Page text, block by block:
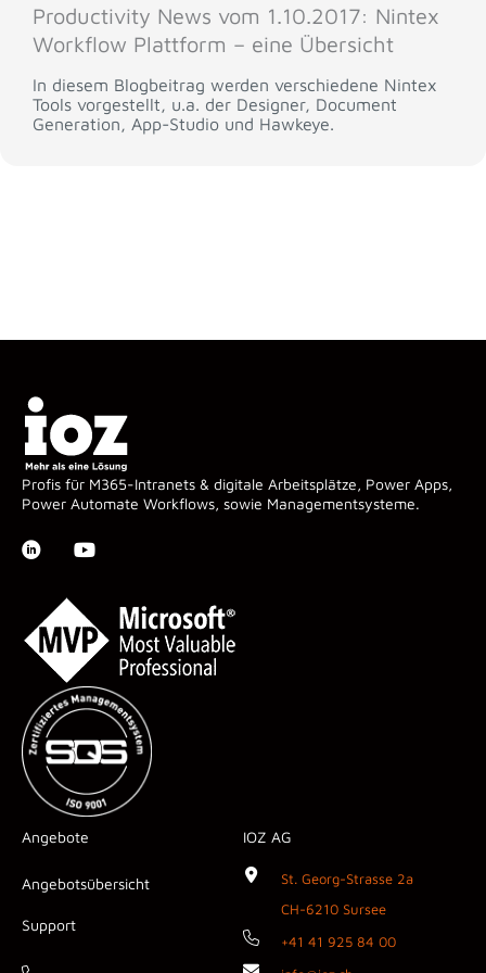
Productivity News vom 1.10.2017: Nintex
Workflow Plattform – eine Übersicht
In diesem Blogbeitrag werden verschiedene Nintex
Tools vorgestellt, u.a. der Designer, Document
Generation, App-Studio und Hawkeye.
Profis für M365-Intranets & digitale Arbeitsplätze, Power Apps,
Power Automate Workflows, sowie Managementsysteme.
Angebote
Angebotsübersicht
Support
IOZ AG
St. Georg-Strasse 2a
CH-6210 Sursee
+41 41 925 84 00